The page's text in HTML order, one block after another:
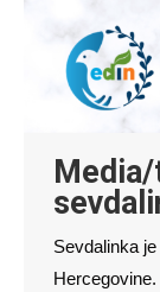
Sevdalinka